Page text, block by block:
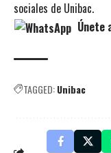
sociales de Unibac.
Únete
TAGGED:Unibac